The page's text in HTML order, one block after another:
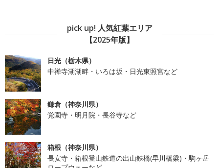
pick up! 人気紅葉エリア
【2025年版】
日光（栃木県）
中禅寺湖湖畔・いろは坂・日光東照宮など
鎌倉（神奈川県）
覚園寺・明月院・長谷寺など
箱根（神奈川県）
長安寺・箱根登山鉄道の出山鉄橋(早川橋梁)・駒ヶ岳